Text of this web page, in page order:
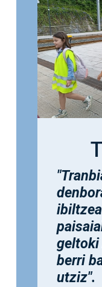
berri
utziz".